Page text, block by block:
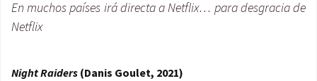
En muchos países irá directa a Netflix… para desgracia de
Netflix
Night Raiders (Danis Goulet, 2021)